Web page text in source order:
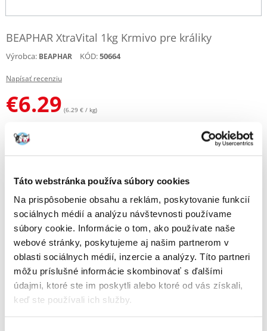
Táto webstránka používa súbory cookies
Na prispôsobenie obsahu a reklám, poskytovanie funkcií
sociálnych médií a analýzu návštevnosti používame
súbory cookie. Informácie o tom, ako používate naše
webové stránky, poskytujeme aj našim partnerom v
oblasti sociálnych médií, inzercie a analýzy. Títo partneri
môžu príslušné informácie skombinovať s ďalšími
údajmi, ktoré ste im poskytli alebo ktoré od vás získali,
keď ste používali ich služby.
BEAPHAR XtraVital 1kg Krmivo pre králiky
Výrobca: BEAPHAR KÓD:50664
Napísať recenziu
€6.29 (6.29 € / kg)
Popis
BEAPHAR XtraVital 1kg Krmivo pre králiky
XtraVital Rabbit je chutné a dokonale vyvážené krmivo bohaté na
vlákninu, ktorá zaručuje správne trávenie. Krmivo obsahuje všetky
potrebné vitamíny a chelátové minerály (obklopené bielkovinami na
zlepšenie vstrebávania) a je dokonale prispôsobené nutričným
požiadavkám králika. Krmivo XtraVital Rabbit má vysoký obsah
bielkovín a vlákniny a nízky obsah tuku. Primeraná tvrdosť krmiva
uľahčuje správne obrusovanie zubov. Starostlivý výber zložiek